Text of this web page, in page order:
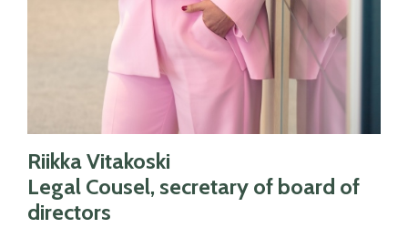
Riikka Vitakoski
Legal Cousel, secretary of board of
directors